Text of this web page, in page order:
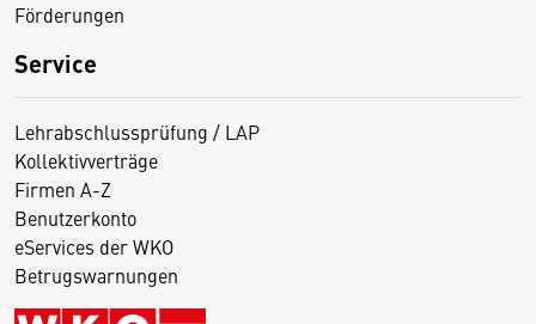
Förderungen
Service
Lehrabschlussprüfung / LAP
Kollektivverträge
Firmen A-Z
Benutzerkonto
eServices der WKO
Betrugswarnungen